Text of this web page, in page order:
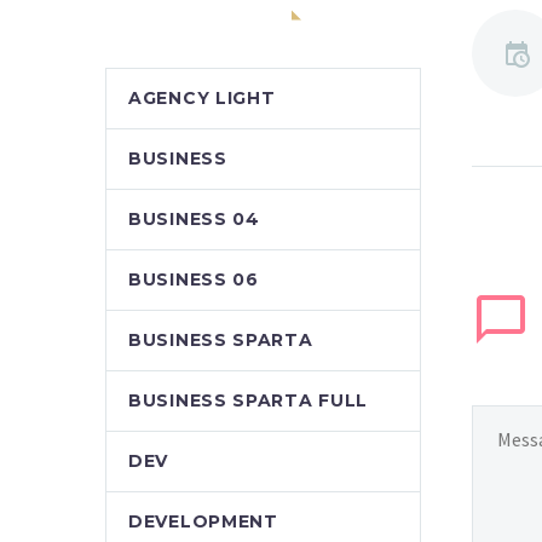
AGENCY LIGHT
BUSINESS
BUSINESS 04
BUSINESS 06
BUSINESS SPARTA
BUSINESS SPARTA FULL
DEV
DEVELOPMENT